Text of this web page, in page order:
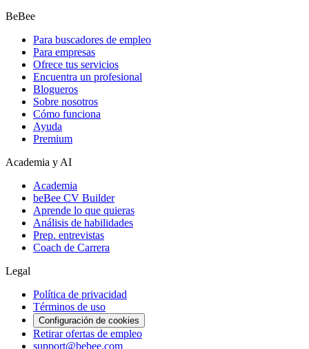
BeBee
Para buscadores de empleo
Para empresas
Ofrece tus servicios
Encuentra un profesional
Blogueros
Sobre nosotros
Cómo funciona
Ayuda
Premium
Academia y AI
Academia
beBee CV Builder
Aprende lo que quieras
Análisis de habilidades
Prep. entrevistas
Coach de Carrera
Legal
Política de privacidad
Términos de uso
Configuración de cookies
Retirar ofertas de empleo
support@bebee.com